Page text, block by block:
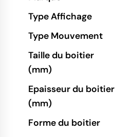
Type Affichage
Type Mouvement
Taille du boitier
(mm)
Epaisseur du boitier
(mm)
Forme du boitier